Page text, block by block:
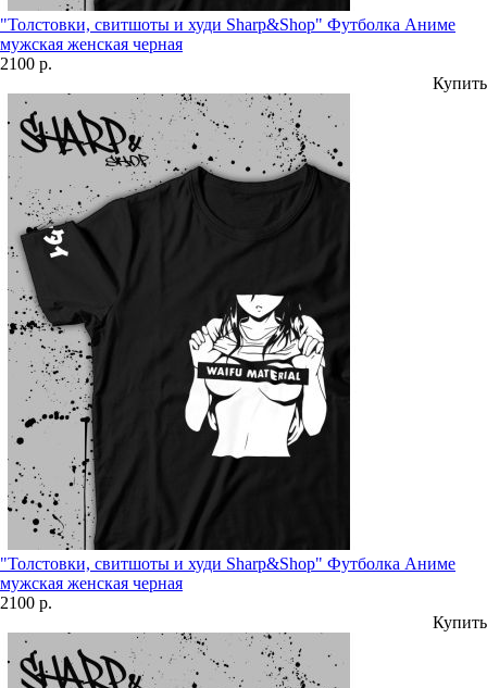
"Толстовки, свитшоты и худи Sharp&Shop" Футболка Аниме
мужская женская черная
2100 р.
Купить
"Толстовки, свитшоты и худи Sharp&Shop" Футболка Аниме
мужская женская черная
2100 р.
Купить